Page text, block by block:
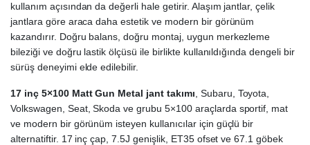
kullanım açısından da değerli hale getirir. Alaşım jantlar, çelik
jantlara göre araca daha estetik ve modern bir görünüm
kazandırır. Doğru balans, doğru montaj, uygun merkezleme
bileziği ve doğru lastik ölçüsü ile birlikte kullanıldığında dengeli bir
sürüş deneyimi elde edilebilir.
17 inç 5×100 Matt Gun Metal jant takımı , Subaru, Toyota,
Volkswagen, Seat, Skoda ve grubu 5×100 araçlarda sportif, mat
ve modern bir görünüm isteyen kullanıcılar için güçlü bir
alternatiftir. 17 inç çap, 7.5J genişlik, ET35 ofset ve 67.1 göbek